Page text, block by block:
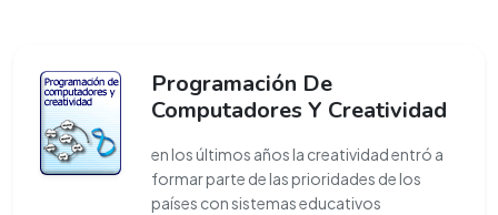
Programación De
Computadores Y Creatividad
en los últimos años la creatividad entró a
formar parte de las prioridades de los
países con sistemas educativos